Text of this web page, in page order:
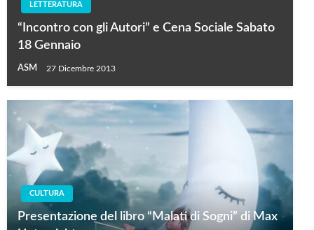
LETTERATURA
“Incontro con gli Autori” e Cena Sociale Sabato
18 Gennaio
ASM 27 Dicembre 2013
CULTURA
Presentazione del libro “Malati di Sogni” di Max